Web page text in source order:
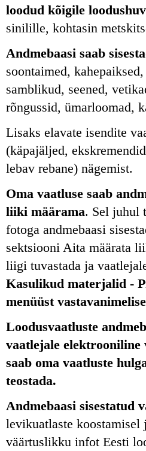
loodud kõigile
sinilille, kohtasin
Andmebaasi saab
soontaimed,
samblikud, seened,
rõngussid, ümarloomad,
Lisaks elavate isendite
(käpajäljed,
lebav rebane) nägemist.
Oma vaatluse saab
liiki määrama. Sel juhul
fotoga andmebaasi
sektsiooni Aita määrata
liigi tuvastada ja
Kasulikud materjalid -
menüüst
Loodusvaatluste
vaatlejale
saab oma vaatluste
teostada.
Andmebaasi sisestatud
levikuatlaste koostamisel
väärtuslikku infot Eesti